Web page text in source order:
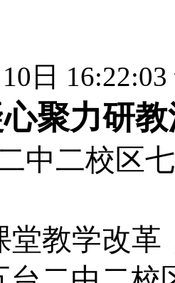
日 16:22:03
聚力研
二校区七
堂教学改